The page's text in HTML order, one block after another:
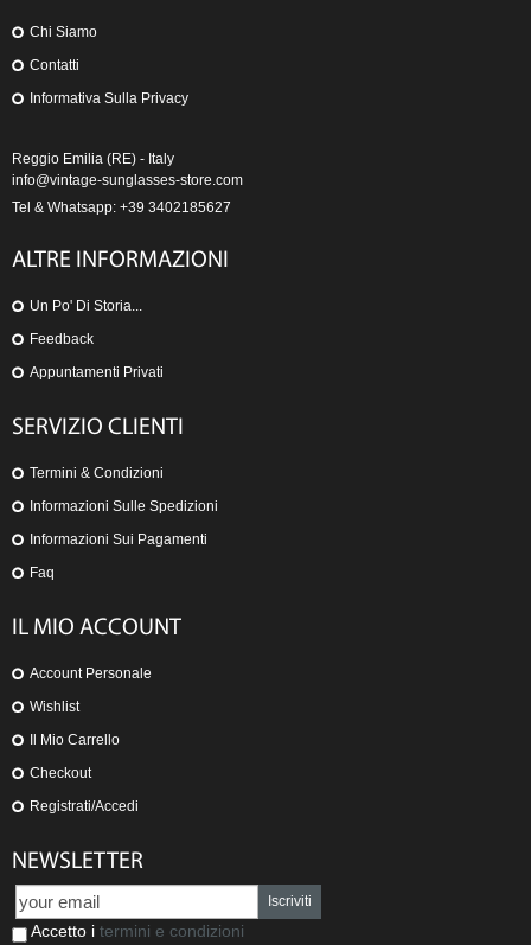
Chi Siamo
Contatti
Informativa Sulla Privacy
Reggio Emilia (RE) - Italy
info@vintage-sunglasses-store.com
Tel & Whatsapp: +39 3402185627
ALTRE INFORMAZIONI
Un Po' Di Storia...
Feedback
Appuntamenti Privati
SERVIZIO CLIENTI
Termini & Condizioni
Informazioni Sulle Spedizioni
Informazioni Sui Pagamenti
Faq
IL MIO ACCOUNT
Account Personale
Wishlist
Il Mio Carrello
Checkout
Registrati/Accedi
NEWSLETTER
Iscriviti
Accetto i termini e condizioni